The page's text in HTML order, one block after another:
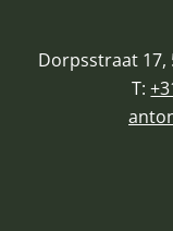
Dorpsstraat 17,
T: